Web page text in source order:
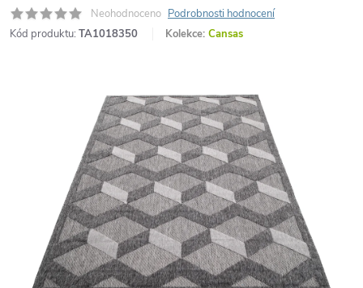
Neohodnoceno Podrobnosti hodnocení
Kód produktu: TA1018350 Kolekce: Cansas